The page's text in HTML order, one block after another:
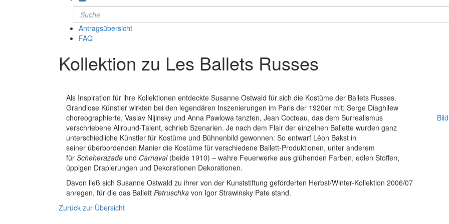
Antragsübersicht
FAQ
Kollektion zu Les Ballets Russes
Als Inspiration für ihre Kollektionen entdeckte Susanne Ostwald für sich die Kostüme der Ballets Russes.
Grandiose Künstler wirkten bei den legendären Inszenierungen im Paris der 1920er mit: Serge Diaghilew
choreographierte, Vaslav Nijinsky und Anna Pawlowa tanzten, Jean Cocteau, das dem Surrealismus
verschriebene Allround-Talent, schrieb Szenarien. Je nach dem Flair der einzelnen Ballette wurden ganz
unterschiedliche Künstler für Kostüme und Bühnenbild gewonnen: So entwarf Léon Bakst in
seiner überbordenden Manier die Kostüme für verschiedene Ballett-Produktionen, unter anderem
für Scheherazade und Carnaval (beide 1910) – wahre Feuerwerke aus glühenden Farben, edlen Stoffen,
üppigen Drapierungen und Dekorationen Dekorationen.
Davon ließ sich Susanne Ostwald zu ihrer von der Kunststiftung geförderten Herbst/Winter-Kollektion 2006/07
anregen, für die das Ballett Petruschka von Igor Strawinsky Pate stand.
Zurück zur Übersicht